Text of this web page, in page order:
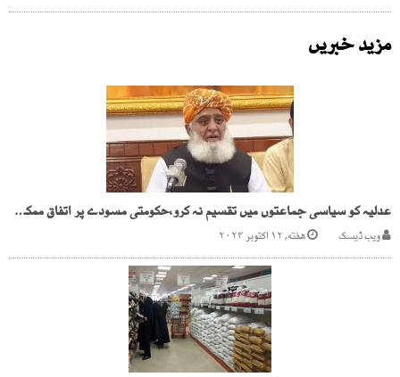
مزید خبریں
عدلیہ کو سیاسی جماعتوں میں تقسیم نہ کرو،حکومتی مسودے پر اتفاق ممکن نہیں،مولانا فضل الرحمن
ویب ڈیسک هفته, ۱۲ اکتوبر ۲۰۲۴